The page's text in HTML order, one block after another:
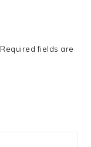
Required fields are